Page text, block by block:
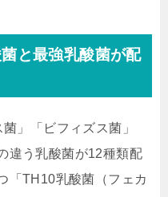
と最強乳酸菌が配
」「ビフィズス菌」
違う乳酸菌が12種類配
「TH10乳酸菌（フェカ